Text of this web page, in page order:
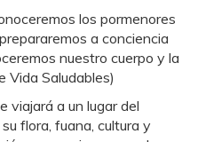
los pormenores
a conciencia
nuestro cuerpo y la
Vida Saludables)
viajará a un lugar del
flora, fuana, cultura y